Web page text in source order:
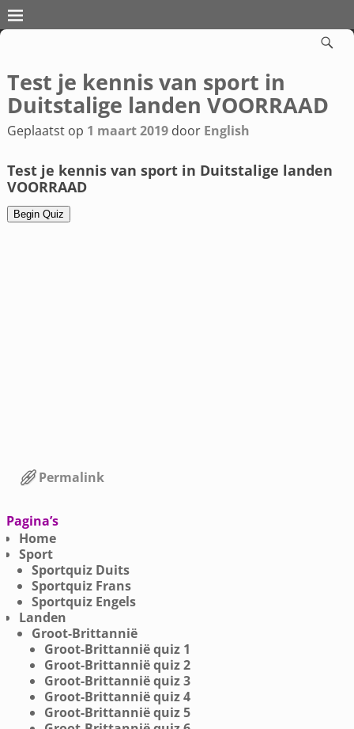
Bericht navigatie
Test je kennis van sport in
Duitstalige landen VOORRAAD
Geplaatst op 1 maart 2019 door English
Test je kennis van sport in Duitstalige landen
VOORRAAD
Permalink
Pagina’s
Home
Sport
Sportquiz Duits
Sportquiz Frans
Sportquiz Engels
Landen
Groot-Brittannië
Groot-Brittannië quiz 1
Groot-Brittannië quiz 2
Groot-Brittannië quiz 3
Groot-Brittannië quiz 4
Groot-Brittannië quiz 5